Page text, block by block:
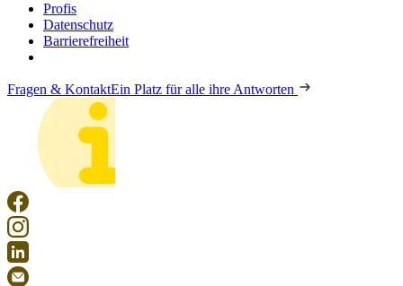
Profis
Datenschutz
Barrierefreiheit
Fragen & KontaktEin Platz für alle ihre Antworten